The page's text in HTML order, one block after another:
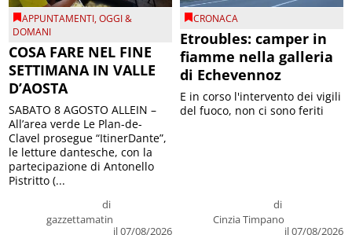
APPUNTAMENTI,OGGI &
DOMANI
COSA FARE NEL FINE
SETTIMANA IN VALLE
D’AOSTA
di
gazzettamatin
il 07/08/2026
SABATO 8 AGOSTO ALLEIN –
All’area verde Le Plan-de-
Clavel prosegue “ItinerDante”,
le letture dantesche, con la
partecipazione di Antonello
Pistritto (...
CRONACA
Etroubles: camper in
fiamme nella galleria
di Echevennoz
di
Cinzia Timpano
il 07/08/2026
E in corso l'intervento dei vigili
del fuoco, non ci sono feriti